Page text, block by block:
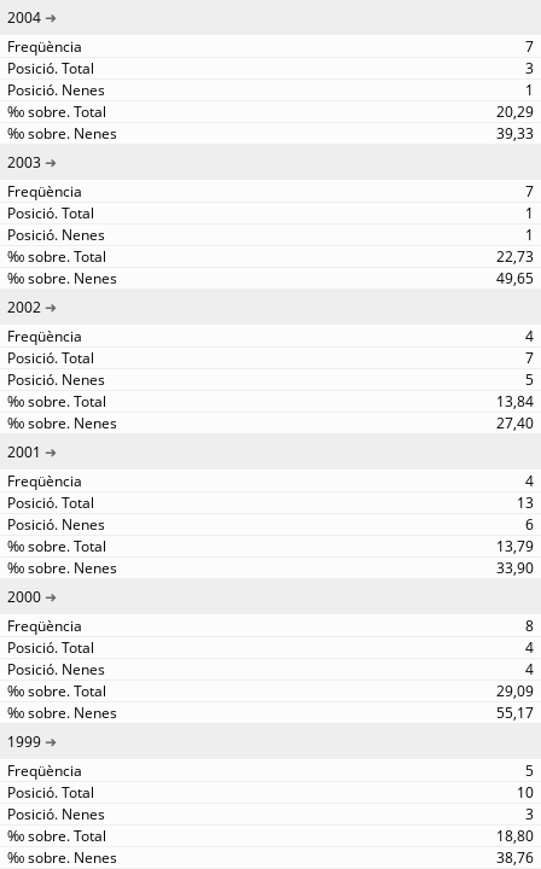
2004
7
3
1
20,29
39,33
2003
7
1
1
22,73
49,65
2002
4
7
5
13,84
27,40
2001
4
13
6
13,79
33,90
2000
8
4
4
29,09
55,17
1999
5
10
3
18,80
38,76